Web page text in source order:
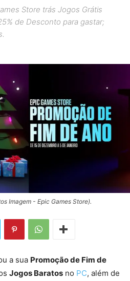
Store trás Jogos Grátis
de Desconto para gastar;
Imagem - Epic Games Store).
a sua Promoção de Fim de
Jogos Baratos no PC, além de